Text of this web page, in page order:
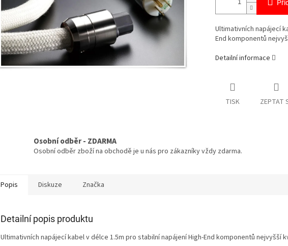
Ultimativních napájecí
End komponentů
Detailní informace
TISK ZEPTAT
Osobní odběr - ZDARMA
Osobní odběr zboží na obchodě je u nás pro zákazníky vždy zdarma.
Popis Diskuze Značka
Detailní popis produktu
Ultimativních napájecí kabel v délce 1.5m pro stabilní napájení High-End komponentů nejvyšší